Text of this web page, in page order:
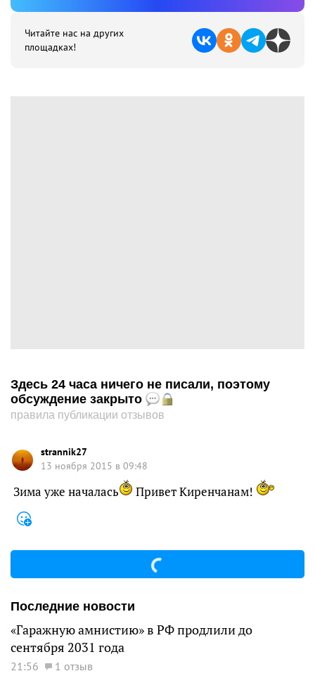
Читайте нас на других
площадках!
Здесь 24 часа ничего не писали, поэтому
обсуждение закрыто
правила публикации отзывов
strannik27
13 ноября 2015 в 09:48
Зима уже началась Привет Киренчанам!
Последние новости
«Гаражную амнистию» в РФ продлили до
сентября 2031 года
21:56 1 отзыв